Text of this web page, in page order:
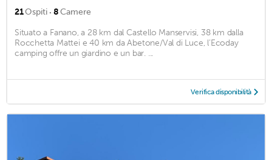
21Ospiti · 8Camere
Situato a Fanano, a 28 km dal Castello Manservisi, 38 km dalla
Rocchetta Mattei e 40 km da Abetone/Val di Luce, l’Ecoday
camping offre un giardino e un bar. ...
Verifica disponibilità